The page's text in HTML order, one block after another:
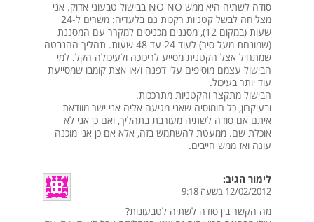
סודה לשתיה היא ממש NO NO בבישול טבעוני אדוק. אני
מצליחה לבשל קטניות רקכות גם בלעדיה: משרים ל-24
שעות (במקום 12), מסננים מכניסים למקרר עם המסננת
(שמונחת מעל סיר) לעוד 24 עד 48 שעות. תהליך ההנבטה
שמתחיל אצל הקטנית מסייע לריכוכה ולעיכולה הקל. למי
הבישול עצמם מוסיפים עלי דפנה ו/או אצת קומבו שמסייעת
עוד יותר בעיכול.
הבישול מתקצר והקטניות מתרככות.
ובעיקרון, כל חומוסיה שאני מגיעה אליה אני ישר מוודאת
איתם אם סודה לשתיה מעורבת בתהליך, ואם כן אני לא
אוכלת שם. ממעטת להשתמש בזה, אלא אם כן אני מוכנה
עוגה ואז ממש חייבים.
לימור הגיב:
12/02/2012 בשעה 9:18
מה הקשר בין סודה לשתיה לטבעונות?